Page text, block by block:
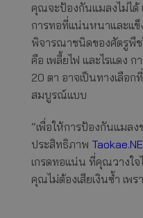
คุณจะป้องกันแมลงไม่ได้
การทอที่แน่นหนาและแข็
พิจารณาชนิดของศัตรูพื
คือ เพลี้ยไฟ และไรแดง
20 ตา อาจเป็นทางเลือ
สมบูรณ์แบบ
“เพื่อให้การป้องกันแมล
ประสิทธิภาพ
เกรดทอแน่น ที่คุณวางใจ
คุณไม่ต้องเสียเงินซ้ำ เพร